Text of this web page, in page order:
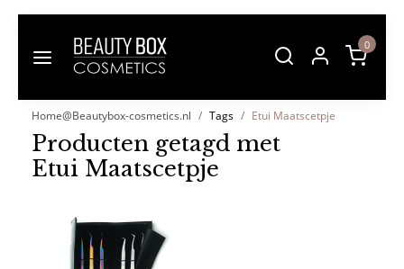
0
Home@Beautybox-cosmetics.nl Tags Etui Maatscetpje
Producten getagd met
Etui Maatscetpje